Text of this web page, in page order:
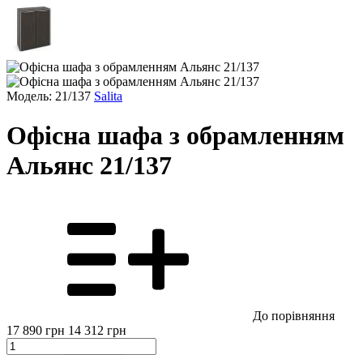
Модель: 21/137 Salita
Офісна шафа з обрамленням
Альянс 21/137
До порівняння
17 890 грн 14 312 грн